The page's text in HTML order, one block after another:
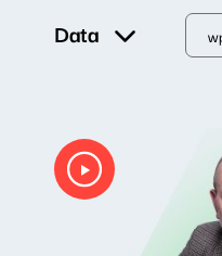
Data